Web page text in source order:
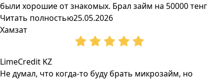
были хорошие от знакомых. Брал займ на 50000 тенг
Читать полностью25.05.2026
Хамзат
LimeCredit KZ
Не думал, что когда-то буду брать микрозайм, но